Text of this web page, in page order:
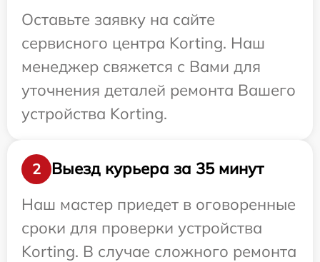
Оставьте заявку на сайте
сервисного центра Korting. Наш
менеджер свяжется с Вами для
уточнения деталей ремонта Вашего
устройства Korting.
2
Выезд курьера за 35 минут
Наш мастер приедет в оговоренные
сроки для проверки устройства
Korting. В случае сложного ремонта